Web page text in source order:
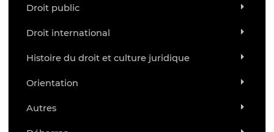
Droit public
Droit international
Histoire du droit et culture juridique
Orientation
Autres